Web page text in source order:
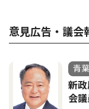
意見広告・議会
青
新
会